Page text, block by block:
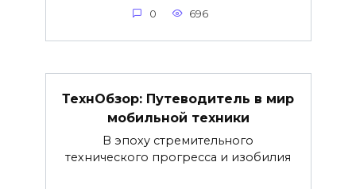
0 696
ТехнОбзор: Путеводитель в мир
мобильной техники
В эпоху стремительного
технического прогресса и изобилия